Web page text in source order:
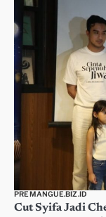
PREMANGUE.BIZ.ID
Cut Syifa Jadi